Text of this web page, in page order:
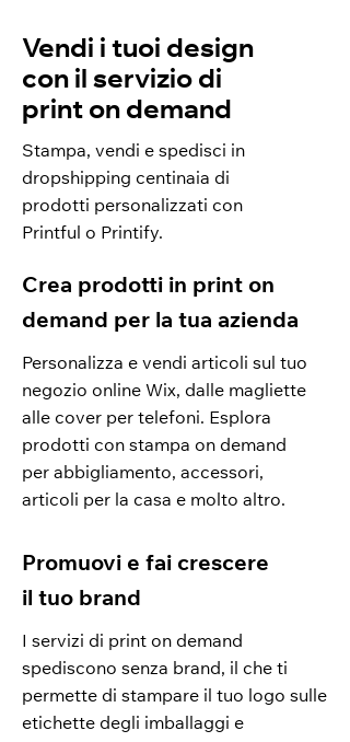
Vendi i tuoi design
con il servizio di
print on demand
Stampa, vendi e spedisci in
dropshipping centinaia di
prodotti personalizzati con
Printful o Printify.
Crea prodotti in print on
demand per la tua azienda
Personalizza e vendi articoli sul tuo
negozio online Wix, dalle magliette
alle cover per telefoni. Esplora
prodotti con stampa on demand
per abbigliamento, accessori,
articoli per la casa e molto altro.
Promuovi e fai crescere
il tuo brand
I servizi di print on demand
spediscono senza brand, il che ti
permette di stampare il tuo logo sulle
etichette degli imballaggi e